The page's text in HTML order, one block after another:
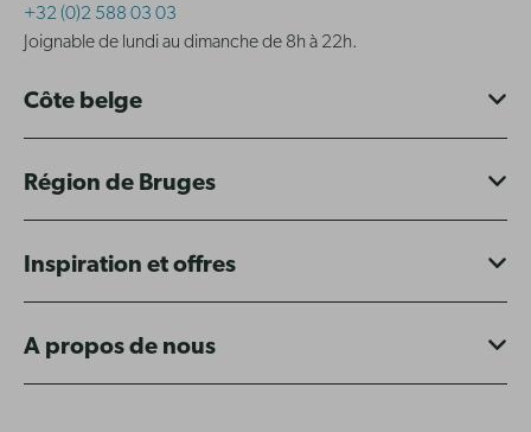
+32 (0)2 588 03 03
Joignable de lundi au dimanche de 8h à 22h.
Côte belge
Région de Bruges
Inspiration et offres
A propos de nous